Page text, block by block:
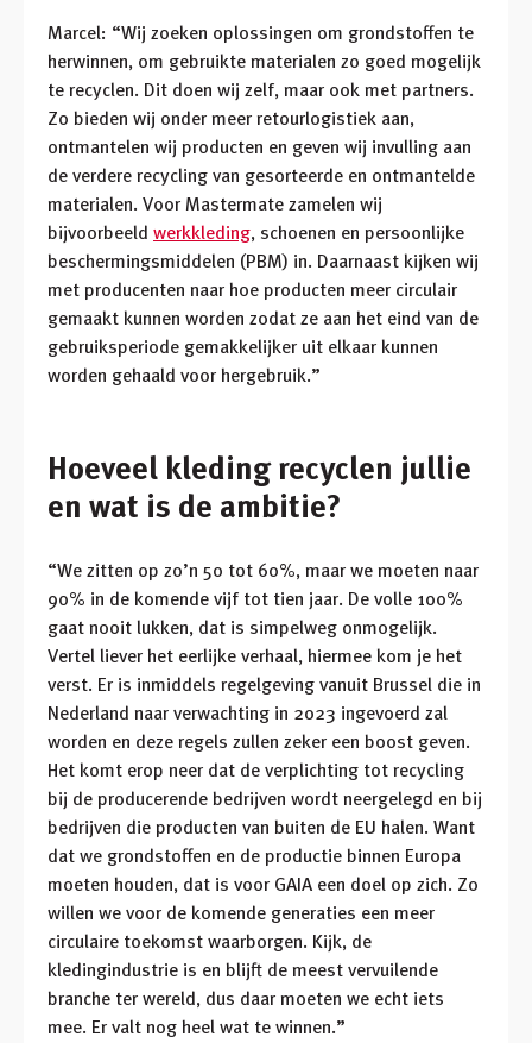
Marcel: “Wij zoeken oplossingen om grondstoffen te
herwinnen, om gebruikte materialen zo goed mogelijk
te recyclen. Dit doen wij zelf, maar ook met partners.
Zo bieden wij onder meer retourlogistiek aan,
ontmantelen wij producten en geven wij invulling aan
de verdere recycling van gesorteerde en ontmantelde
materialen. Voor Mastermate zamelen wij
bijvoorbeeld werkkleding, schoenen en persoonlijke
beschermingsmiddelen (PBM) in. Daarnaast kijken wij
met producenten naar hoe producten meer circulair
gemaakt kunnen worden zodat ze aan het eind van de
gebruiksperiode gemakkelijker uit elkaar kunnen
worden gehaald voor hergebruik.”
Hoeveel kleding recyclen jullie
en wat is de ambitie?
“We zitten op zo’n 50 tot 60%, maar we moeten naar
90% in de komende vijf tot tien jaar. De volle 100%
gaat nooit lukken, dat is simpelweg onmogelijk.
Vertel liever het eerlijke verhaal, hiermee kom je het
verst. Er is inmiddels regelgeving vanuit Brussel die in
Nederland naar verwachting in 2023 ingevoerd zal
worden en deze regels zullen zeker een boost geven.
Het komt erop neer dat de verplichting tot recycling
bij de producerende bedrijven wordt neergelegd en bij
bedrijven die producten van buiten de EU halen. Want
dat we grondstoffen en de productie binnen Europa
moeten houden, dat is voor GAIA een doel op zich. Zo
willen we voor de komende generaties een meer
circulaire toekomst waarborgen. Kijk, de
kledingindustrie is en blijft de meest vervuilende
branche ter wereld, dus daar moeten we echt iets
mee. Er valt nog heel wat te winnen.”